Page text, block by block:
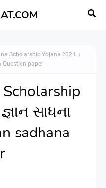
Scholarship Yojana 2024 ।
Question paper
સાધના
sadhana